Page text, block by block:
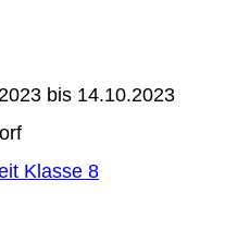
bis 14.10.2023
Klasse 8